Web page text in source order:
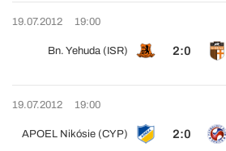
19.07.2012 19:00
Bn. Yehuda (ISR) 2:0
19.07.2012 19:00
APOEL Nikósie (CYP) 2:0